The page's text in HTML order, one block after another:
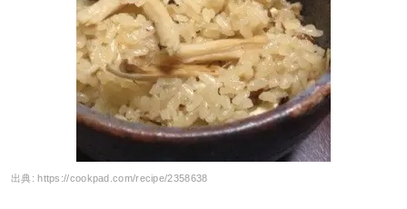
出典:https://cookpad.com/recipe/2358638